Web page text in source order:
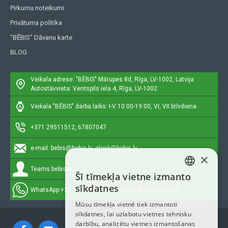
Pirkumu noteikumi
Privātuma politika
"BĒBIS" Dāvanu karte
BLOG
Veikala adrese: "BĒBIS" Mārupes 8d, Rīga, LV-1002, Latvija
Autostāvvieta: Ventspils iela 4, Rīga, LV-1002
Veikala "BĒBIS" darba laiks: I-V 10:00-19:00, VI, VII brīvdiena
+371 29511512, 67807047
e-mail: bebis@bebis.lv, glosk@bebis.lv
Teams: bebis.lv
WhatsApp:+371 29511512, 20579272 (tikai ziņojumi)
LATVIAN
ENGLISH
×
Šī tīmekļa vietne izmanto
sīkdatnes
Mūsu tīmekļa vietnē tiek izmantoti
sīkdatnes, lai uzlabotu vietnes tehnisku
darbību, analizētu vietnes izmantošanas